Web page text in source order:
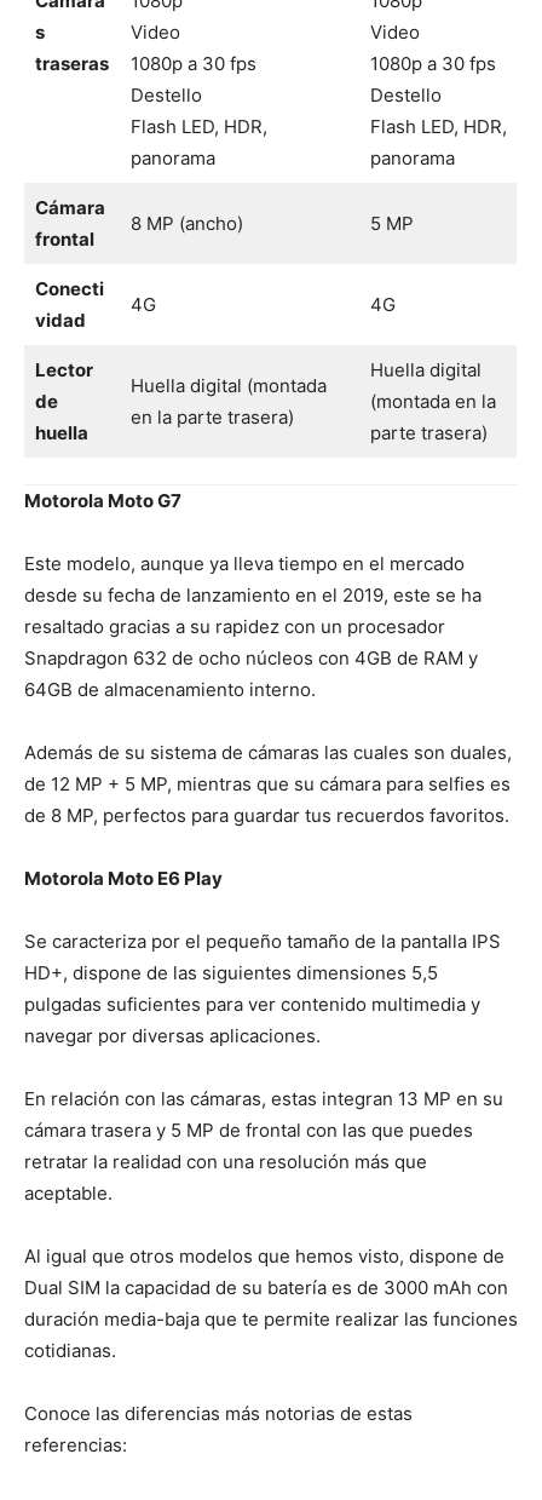
s
traseras
Video
1080p a 30 fps
Destello
Flash LED, HDR,
panorama
Video
1080p a 30 fps
Destello
Flash LED, HDR,
panorama
Cámara
frontal
8 MP (ancho) 5 MP
Conecti
vidad
4G 4G
Lector
de
huella
Huella digital (montada
en la parte trasera)
Huella digital
(montada en la
parte trasera)
Motorola Moto G7
Este modelo, aunque ya lleva tiempo en el mercado
desde su fecha de lanzamiento en el 2019, este se ha
resaltado gracias a su rapidez con un procesador
Snapdragon 632 de ocho núcleos con 4GB de RAM y
64GB de almacenamiento interno.
Además de su sistema de cámaras las cuales son duales,
de 12 MP + 5 MP, mientras que su cámara para selfies es
de 8 MP, perfectos para guardar tus recuerdos favoritos.
Motorola Moto E6 Play
Se caracteriza por el pequeño tamaño de la pantalla IPS
HD+, dispone de las siguientes dimensiones 5,5
pulgadas suficientes para ver contenido multimedia y
navegar por diversas aplicaciones.
En relación con las cámaras, estas integran 13 MP en su
cámara trasera y 5 MP de frontal con las que puedes
retratar la realidad con una resolución más que
aceptable.
Al igual que otros modelos que hemos visto, dispone de
Dual SIM la capacidad de su batería es de 3000 mAh con
duración media-baja que te permite realizar las funciones
cotidianas.
Conoce las diferencias más notorias de estas
referencias: